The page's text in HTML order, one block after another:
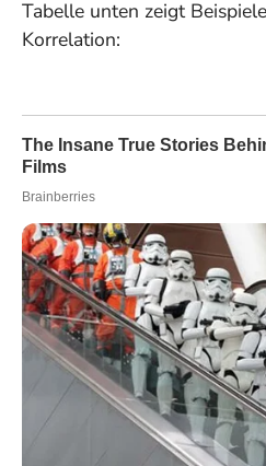
Tabelle unten zeigt
Korrelation: